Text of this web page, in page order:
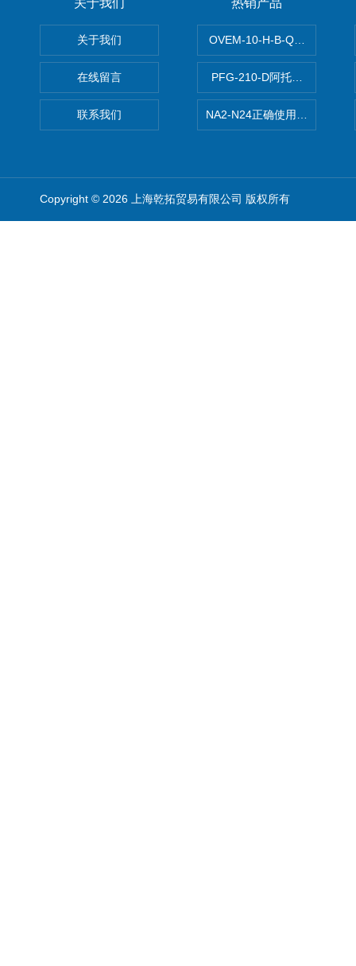
关于我们
关于我们
在线留言
联系我们
热销产品
OVEM-10-H-B-QO-CE-N-2P
PFG-210-D阿托斯ATOS电
NA2-N24正确使用松下安全光
Copyright © 2026 上海乾拓贸易有限公司 版权所有